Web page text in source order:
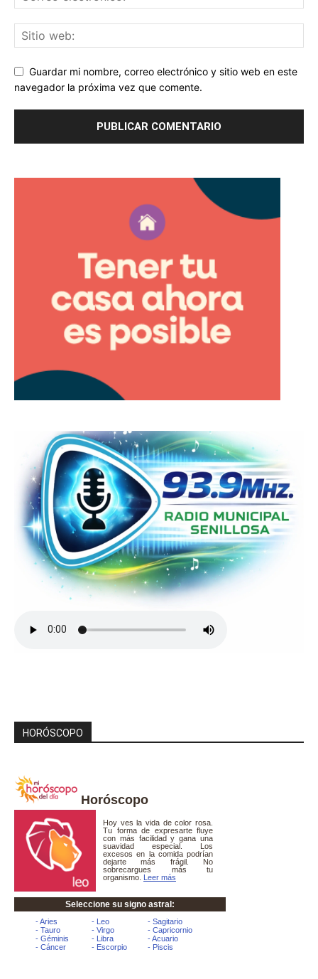
Guardar mi nombre, correo electrónico y sitio web en este
navegador la próxima vez que comente.
HORÓSCOPO
Horóscopo